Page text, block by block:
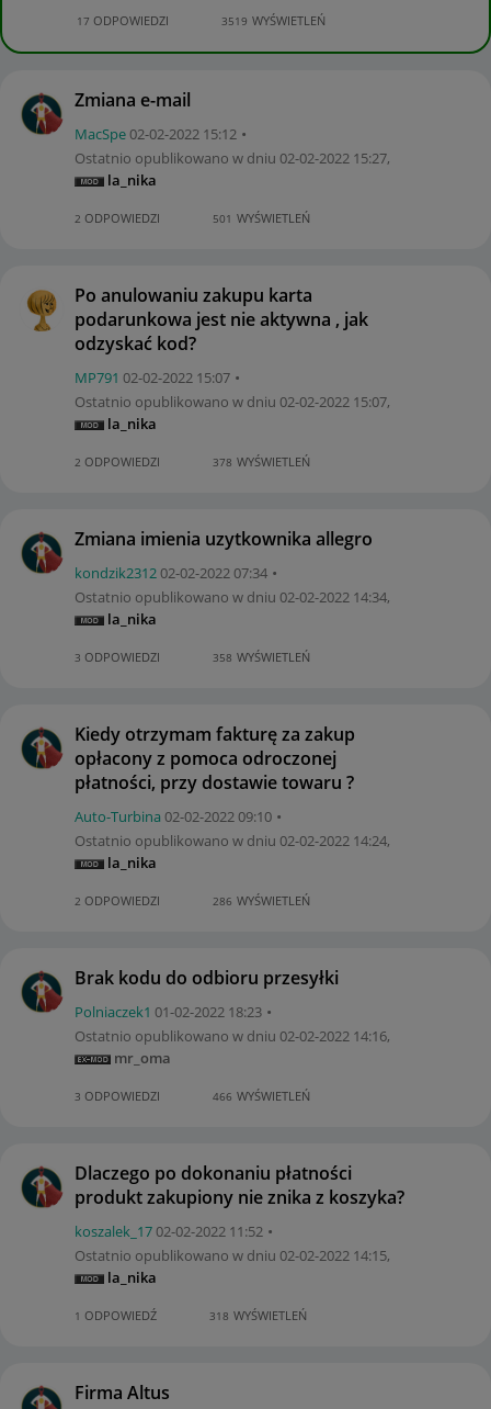
17 ODPOWIEDZI 3519 WYŚWIETLEŃ
Zmiana e-mail
MacSpe‎02-02-2022 15:12
Ostatnio opublikowano w dniu ‎02-02-2022 15:27,
la_nika
2 ODPOWIEDZI 501 WYŚWIETLEŃ
Po anulowaniu zakupu karta
podarunkowa jest nie aktywna , jak
odzyskać kod?
MP791 ‎02-02-2022 15:07
Ostatnio opublikowano w dniu ‎02-02-2022 15:07,
la_nika
2 ODPOWIEDZI 378 WYŚWIETLEŃ
Zmiana imienia uzytkownika allegro
kondzik2312‎02-02-202207:34
Ostatnio opublikowano w dniu ‎02-02-2022 14:34,
la_nika
3 ODPOWIEDZI 358 WYŚWIETLEŃ
Kiedy otrzymam fakturę za zakup
opłacony z pomoca odroczonej
płatności, przy dostawie towaru ?
Auto-Turbina ‎02-02-202209:10
Ostatnio opublikowano w dniu ‎02-02-2022 14:24,
la_nika
2 ODPOWIEDZI 286 WYŚWIETLEŃ
Brak kodu do odbioru przesyłki
Polniaczek1 ‎01-02-2022 18:23
Ostatnio opublikowano w dniu ‎02-02-2022 14:16,
mr_oma
3 ODPOWIEDZI 466 WYŚWIETLEŃ
Dlaczego po dokonaniu płatności
produkt zakupiony nie znika z koszyka?
koszalek_17‎02-02-2022 11:52
Ostatnio opublikowano w dniu ‎02-02-2022 14:15,
la_nika
1 ODPOWIEDŹ 318 WYŚWIETLEŃ
Firma Altus